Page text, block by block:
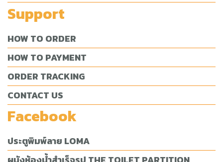
Support
HOW TO ORDER
HOW TO PAYMENT
ORDER TRACKING
CONTACT US
Facebook
ประตูพิมพ์ลาย LOMA